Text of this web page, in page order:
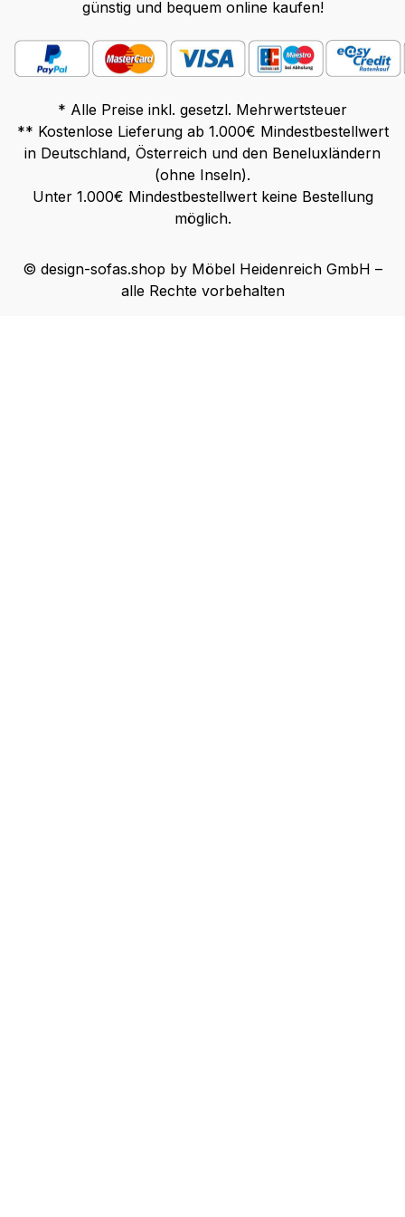
günstig und bequem online kaufen!
* Alle Preise inkl. gesetzl. Mehrwertsteuer
** Kostenlose Lieferung ab 1.000€ Mindestbestellwert
in Deutschland, Österreich und den Beneluxländern
(ohne Inseln).
Unter 1.000€ Mindestbestellwert keine Bestellung
möglich.
© design-sofas.shop by Möbel Heidenreich GmbH –
alle Rechte vorbehalten